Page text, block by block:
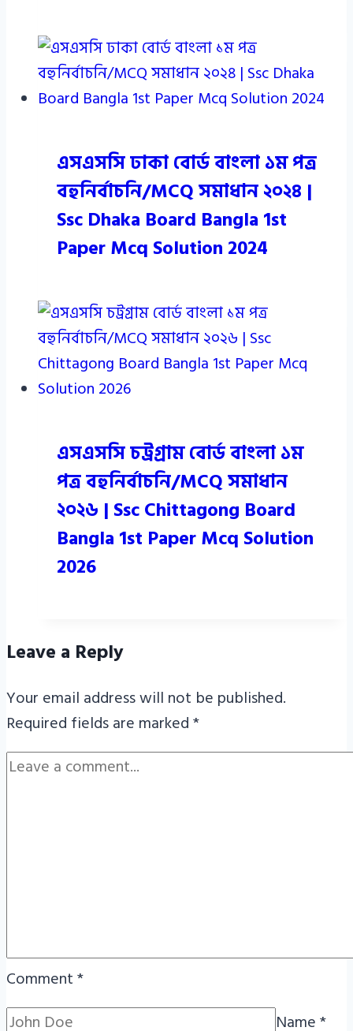
এসএসসি ঢাকা বোর্ড বাংলা ১ম পত্র
বহুনির্বাচনি/MCQ সমাধান ২০২৪ |
Ssc Dhaka Board Bangla 1st
Paper Mcq Solution 2024
এসএসসি চট্রগ্রাম বোর্ড বাংলা ১ম
পত্র বহুনির্বাচনি/MCQ সমাধান
২০২৬ | Ssc Chittagong Board
Bangla 1st Paper Mcq Solution
2026
Leave a Reply
Your email address will not be published.
Required fields are marked*
Comment*
Name*